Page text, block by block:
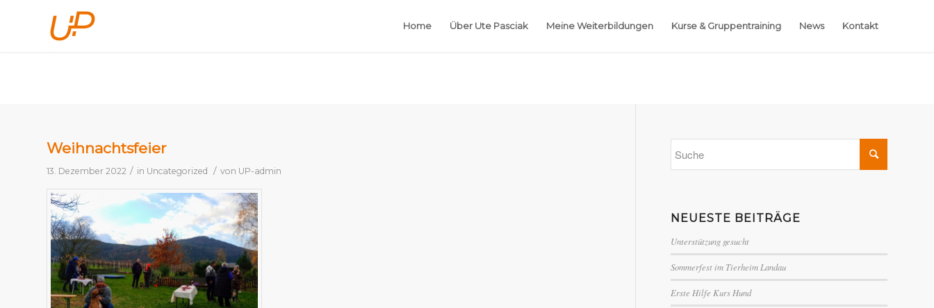
Home Über Ute Pasciak Meine Weiterbildungen Kurse & Gruppentraining News Kontakt
Weihnachtsfeier
13. Dezember 2022 / in Uncategorized / von UP-admin
NEUESTE BEITRÄGE
Unterstützung gesucht
Sommerfest im Tierheim Landau
Erste Hilfe Kurs Hund